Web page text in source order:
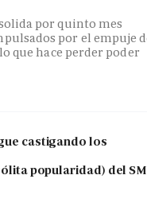
por quinto mes
por el empuje
que hace perder poder
castigando los
popularidad) del